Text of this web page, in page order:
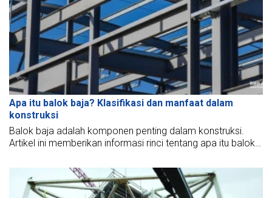
Apa itu balok baja? Klasifikasi dan manfaat dalam
konstruksi
Balok baja adalah komponen penting dalam konstruksi.
Artikel ini memberikan informasi rinci tentang apa itu balok